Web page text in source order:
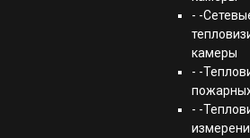
- -
камеры
- -
- -